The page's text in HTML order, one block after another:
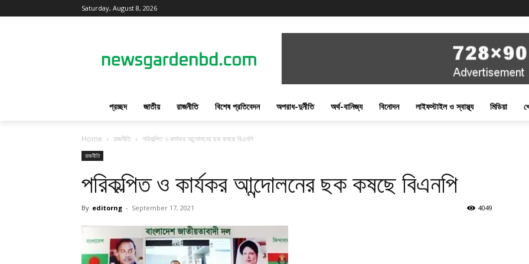
Saturday, August 8, 2026
প্রচ্ছদ জাতীয় রাজনীতি বিশেষ প্রতিবেদন অপরাধ-দুর্নীতি অর্থ-বানিজ্য বিনোদন লাইফস্টাইল ও স্বাস্থ্য মিডিয়া
Home রাজনীতি পরিকল্পিত ও কার্যকর আন্দোলনের ছক কষছে বিএনপি
রাজনীতি
পরিকল্পিত ও কার্যকর আন্দোলনের ছক কষছে বিএনপি
By editorng - September 17, 2021 4049